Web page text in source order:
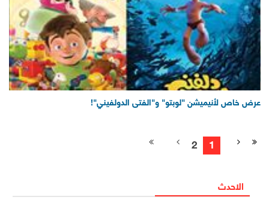
عرض خاص لأنيميشن "لوبتو" و"الفتى الدولفيني"!
1
2
الاحدث